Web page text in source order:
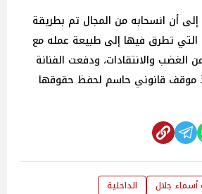
إلى أن انسحابه من المجال تم بطريقة
التي تطرق فيها إلى طبيعة عمله مع
الغضب والانتقادات، ودفعت الفنانة
موقف قانوني حاسم لحفظ حقوقها
أسماء جلال الداخلية